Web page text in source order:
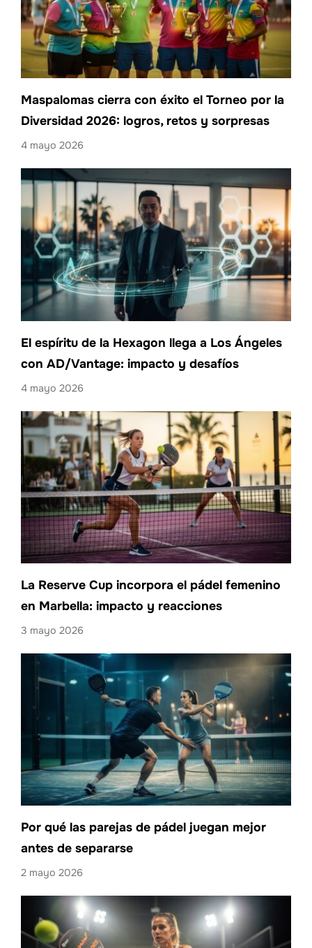
Maspalomas cierra con éxito el Torneo por la
Diversidad 2026: logros, retos y sorpresas
4 mayo 2026
El espíritu de la Hexagon llega a Los Ángeles
con AD/Vantage: impacto y desafíos
4 mayo 2026
La Reserve Cup incorpora el pádel femenino
en Marbella: impacto y reacciones
3 mayo 2026
Por qué las parejas de pádel juegan mejor
antes de separarse
2 mayo 2026